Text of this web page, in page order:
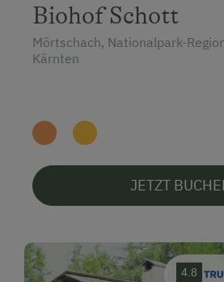
Biohof Schott
Mörtschach, Nationalpark-
Kärnten
JETZT
4.8